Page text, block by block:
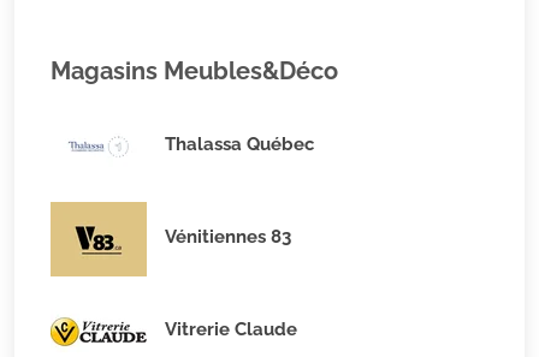
Magasins Meubles&Déco
Thalassa Québec
Vénitiennes 83
Vitrerie Claude